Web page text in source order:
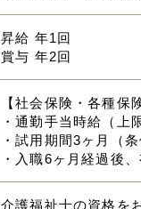
昇給 年1回
賞与 年2回
【社会保険・各種保
・通勤手当時給（上
・試用期間3ヶ月（条
・入職6ヶ月経過後
介護福祉士の資格を